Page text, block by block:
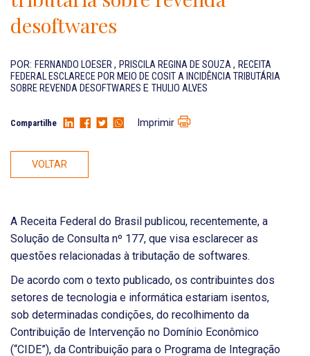
EN-US
desoftwares
POR: FERNANDO LOESER, PRISCILA REGINA DE SOUZA, RECEITA
FEDERAL ESCLARECE POR MEIO DE COSIT A INCIDÊNCIA TRIBUTÁRIA
SOBRE REVENDA DESOFTWARES E THULIO ALVES
Compartilhe Imprimir
VOLTAR
A Receita Federal do Brasil publicou, recentemente, a
Solução de Consulta nº 177, que visa esclarecer as
questões relacionadas à tributação de softwares.
De acordo com o texto publicado, os contribuintes dos
setores de tecnologia e informática estariam isentos,
sob determinadas condições, do recolhimento da
Contribuição de Intervenção no Domínio Econômico
(“CIDE”), da Contribuição para o Programa de Integração